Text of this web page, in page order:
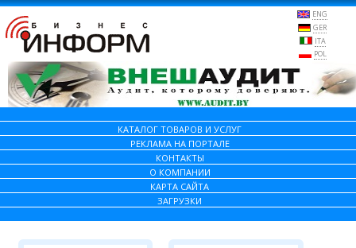
ENG
GER
ITA
POL
КАТАЛОГ ТОВАРОВ И УСЛУГ
РЕКЛАМА НА ПОРТАЛЕ
КОНТАКТЫ
О КОМПАНИИ
КАРТА САЙТА
ЗАГРУЗКИ